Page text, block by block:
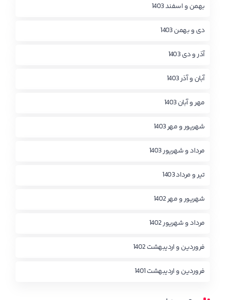
بهمن و اسفند 1403
دی و بهمن 1403
آذر و دی 1403
آبان و آذر 1403
مهر و آبان 1403
شهریور و مهر 1403
مرداد و شهریور 1403
تیر و مرداد 1403
شهریور و مهر 1402
مرداد و شهریور 1402
فروردین و اردیبهشت 1402
فروردین و اردیبهشت 1401